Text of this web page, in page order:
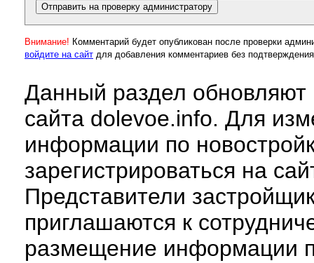
Внимание! Комментарий будет опубликован после проверки
войдите на сайт для добавления комментариев без
Данный раздел обновляют
сайта dolevoe.info. Для
информации по
зарегистрироваться на
Представители
приглашаются к
размещение информации